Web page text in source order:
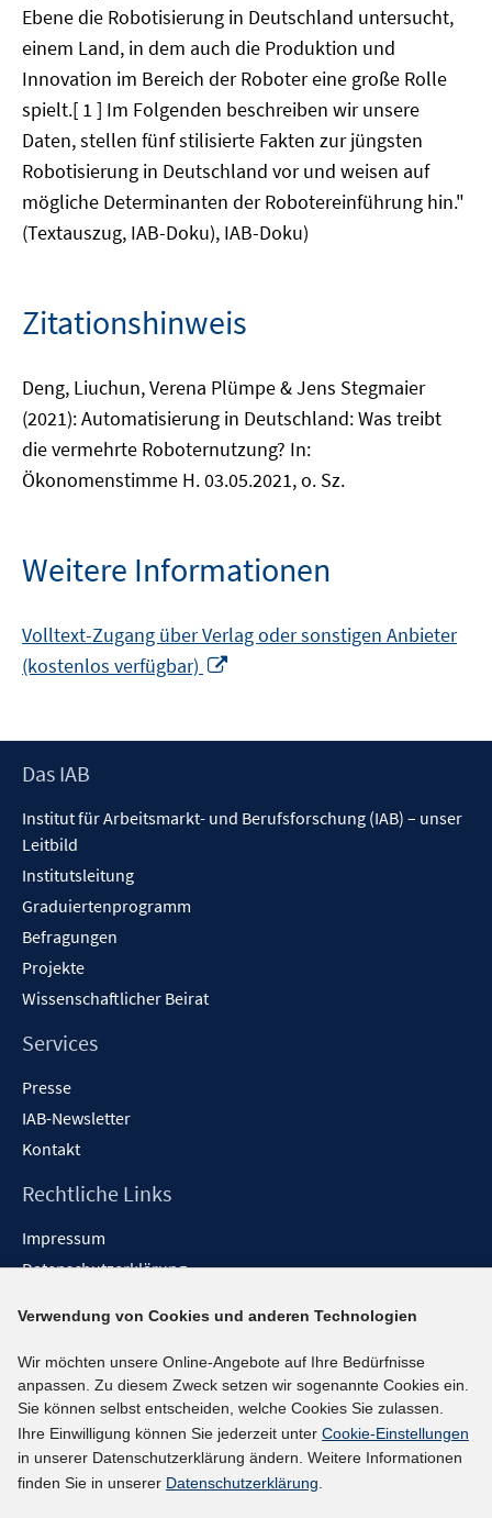
Ebene die Robotisierung in Deutschland untersucht,
einem Land, in dem auch die Produktion und
Innovation im Bereich der Roboter eine große Rolle
spielt.[ 1 ] Im Folgenden beschreiben wir unsere
Daten, stellen fünf stilisierte Fakten zur jüngsten
Robotisierung in Deutschland vor und weisen auf
mögliche Determinanten der Robotereinführung hin."
(Textauszug, IAB-Doku), IAB-Doku)
Zitationshinweis
Deng, Liuchun, Verena Plümpe & Jens Stegmaier
(2021): Automatisierung in Deutschland: Was treibt
die vermehrte Roboternutzung? In:
Ökonomenstimme H. 03.05.2021, o. Sz.
Weitere Informationen
Volltext-Zugang über Verlag oder sonstigen Anbieter
(kostenlos verfügbar)
öffnen
Footer
Das IAB
Institut für Arbeitsmarkt- und Berufsforschung (IAB) – unser
Leitbild
Institutsleitung
Graduiertenprogramm
Befragungen
Projekte
Wissenschaftlicher Beirat
Services
Presse
IAB-Newsletter
Kontakt
Rechtliche Links
Impressum
Datenschutzerklärung
Barrieren melden
Social-Media-Kanäle
BlueSky
YouTube
LinkedIn
Verwendung von Cookies und anderen Technologien
Wir möchten unsere Online-Angebote auf Ihre Bedürfnisse
anpassen. Zu diesem Zweck setzen wir sogenannte Cookies ein.
Sie können selbst entscheiden, welche Cookies Sie zulassen.
Ihre Einwilligung können Sie jederzeit unter Cookie-Einstellungen
in unserer Datenschutzerklärung ändern. Weitere Informationen
finden Sie in unserer Datenschutzerklärung.